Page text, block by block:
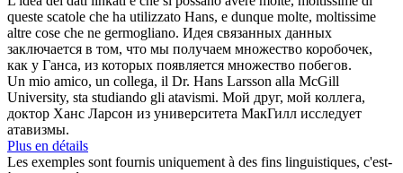
queste scatole che ha utilizzato Hans, e dunque molte, moltissime
altre cose che ne germogliano. Идея связанных данных
заключается в том, что мы получаем множество коробочек,
как у Ганса, из которых появляется множество побегов.
Un mio amico, un collega, il Dr. Hans Larsson alla McGill
University, sta studiando gli atavismi. Мой друг, мой коллега,
доктор Ханс Ларсон из университета МакГилл исследует
атавизмы.
Plus en détails
Les exemples sont fournis uniquement à des fins linguistiques, c'est-